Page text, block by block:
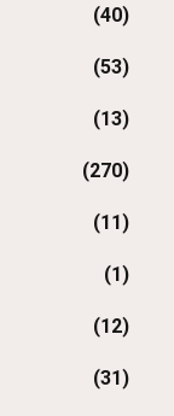
(40)
(53)
(13)
(270)
(11)
(1)
(12)
(31)